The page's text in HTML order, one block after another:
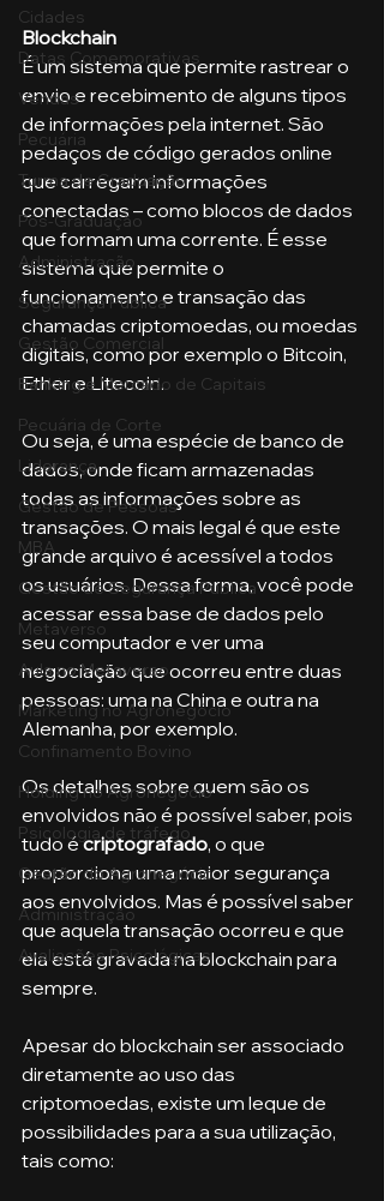
Cidades
Datas Comemorativas
Vendas
Pecuária
Turma de Graduação
Pós-Graduação
Administração
Segurança Publica
Gestão Comercial
Banking e Mercado de Capitais
Pecuária de Corte
Liderança
Gestão de Pessoas
MBA
Gestão de Segurança Publica
Metaverso
Aula no Metaverso
Marketing no Agronegócio
Confinamento Bovino
Holding no Agronegócio
Psicologia de tráfego
Gestão do Agronegócio
Administração
Avaliações Psicológicas
Blockchain
É um sistema que permite rastrear o
envio e recebimento de alguns tipos
de informações pela internet. São
pedaços de código gerados online
que carregam informações
conectadas – como blocos de dados
que formam uma corrente. É esse
sistema que permite o
funcionamento e transação das
chamadas criptomoedas, ou moedas
digitais, como por exemplo o Bitcoin,
Ether e Litecoin.
Ou seja, é uma espécie de banco de
dados, onde ficam armazenadas
todas as informações sobre as
transações. O mais legal é que este
grande arquivo é acessível a todos
os usuários. Dessa forma, você pode
acessar essa base de dados pelo
seu computador e ver uma
negociação que ocorreu entre duas
pessoas: uma na China e outra na
Alemanha, por exemplo.
Os detalhes sobre quem são os
envolvidos não é possível saber, pois
tudo é criptografado, o que
proporciona uma maior segurança
aos envolvidos. Mas é possível saber
que aquela transação ocorreu e que
ela está gravada na blockchain para
sempre.
Apesar do blockchain ser associado
diretamente ao uso das
criptomoedas, existe um leque de
possibilidades para a sua utilização,
tais como: